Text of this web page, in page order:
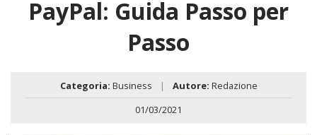
PayPal: Guida Passo per
Passo
Categoria: Business | Autore: Redazione
01/03/2021